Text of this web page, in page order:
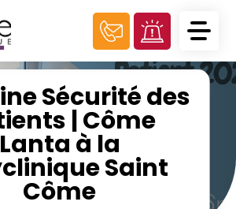
Sécurité des
| Côme
Lanta à la
Saint
Côme